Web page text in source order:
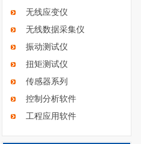
无线应变仪
无线数据采集仪
振动测试仪
扭矩测试仪
传感器系列
控制分析软件
工程应用软件